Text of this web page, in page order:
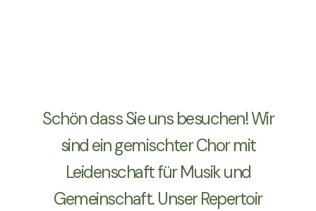
Schön dass Sie uns besuchen! Wir
sind ein gemischter Chor mit
Leidenschaft für Musik und
Gemeinschaft. Unser Repertoir